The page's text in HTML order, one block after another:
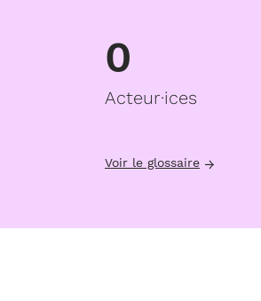
0
Acteur·ices
Voir le glossaire